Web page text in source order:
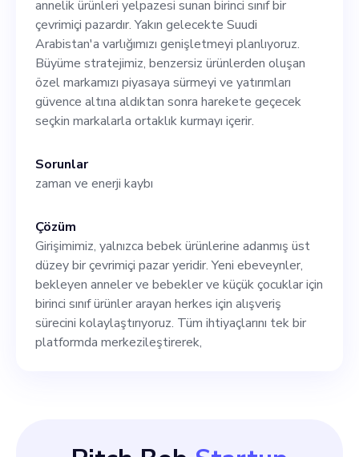
bir rol oynamak için eşsiz bir
fırsattır.. Şirkette bir öz
sermaye payı, karşılıklı
büyümemiz ve başarımızla
edilecektir.
annelik ürünleri yelpazesi sunan birinci sınıf bir
çevrimiçi pazardır. Yakın gelecekte Suudi
Arabistan'a varlığımızı genişletmeyi planlıyoruz.
Büyüme stratejimiz, benzersiz ürünlerden oluşan
özel markamızı piyasaya sürmeyi ve yatırımları
güvence altına aldıktan sonra harekete geçecek
seçkin markalarla ortaklık kurmayı içerir.
Sorunlar
zaman ve enerji kaybı
Çözüm
Girişimimiz, yalnızca bebek ürünlerine adanmış üst
düzey bir çevrimiçi pazar yeridir. Yeni ebeveynler,
bekleyen anneler ve bebekler ve küçük çocuklar için
birinci sınıf ürünler arayan herkes için alışveriş
sürecini kolaylaştırıyoruz. Tüm ihtiyaçlarını tek bir
platformda merkezileştirerek,